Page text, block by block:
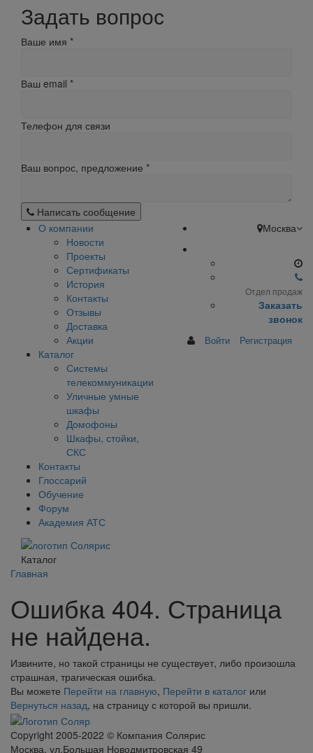
Задать вопрос
Ваше имя *
Ваш email *
Телефон для связи
Ваш вопрос, предложение *
Написать сообщение
О компании
Новости
Проекты
Сертификаты
История
Контакты
Отзывы
Доставка
Акции
Каталог
Системы
телекоммуникации
Уличные умные
шкафы
Домофоны
Шкафы, стойки,
СКС
Контакты
Глоссарий
Обучение
Форум
Академия АТС
Москва
Отдел продаж
Заказать
звонок
Войти Регистрация
Каталог
Главная
Ошибка 404. Страница
не найдена.
Извините, но такой страницы не существует, либо произошла
страшная, трагическая ошибка.
Вы можете Перейти на главную, Перейти в каталог или
Вернуться назад, на страницу с которой вы пришли.
Сopyright 2005-2022 © Компания Солярис
Москва, ул.Большая Новодмитровская 49